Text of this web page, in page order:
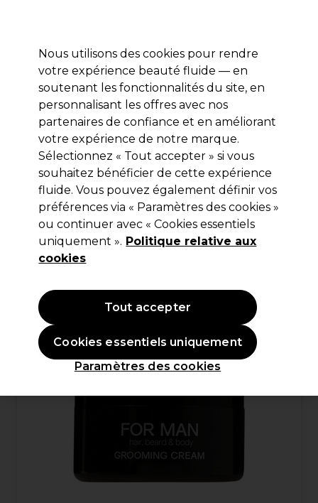
Se connecter
Marques Bons plans Coiffure Electro et Matériel
Livraison et délais
lire la suite
Vitality's
Vitality's For Man Crème de Soins
75ml
(0)
8,35 €Hors TVA
Nous utilisons des cookies pour rendre
votre expérience beauté fluide — en
soutenant les fonctionnalités du site, en
personnalisant les offres avec nos
partenaires de confiance et en améliorant
votre expérience de notre marque.
Sélectionnez « Tout accepter » si vous
souhaitez bénéficier de cette expérience
fluide. Vous pouvez également définir vos
préférences via « Paramètres des cookies »
ou continuer avec « Cookies essentiels
uniquement ». Politique relative aux
cookies
Paramètres des cookies
Cookies essentiels uniquement
Tout accepter